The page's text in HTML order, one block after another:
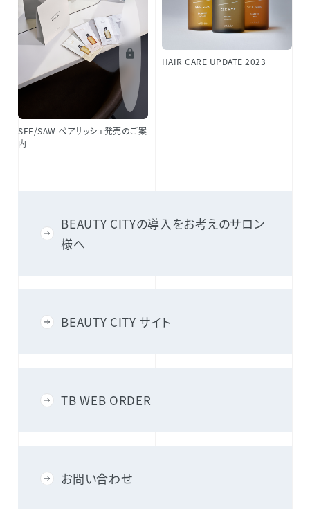
SEE/SAW ペアサッシェ発売のご案
内
HAIR CARE UPDATE 2023
BEAUTY CITYの導入をお考えのサロン
様へ
BEAUTY CITY サイト
TB WEB ORDER
お問い合わせ